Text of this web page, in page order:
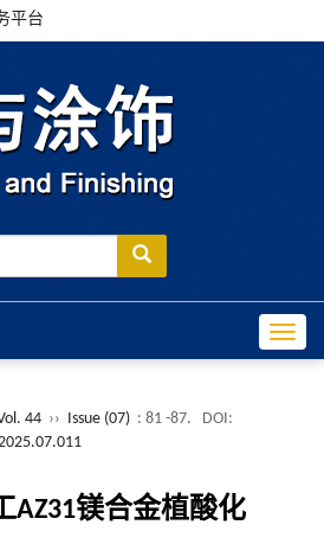
平台
44 ›› Issue (07) : 81 -87.
DOI:
AZ31镁合金植酸化